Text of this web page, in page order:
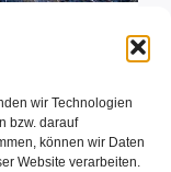
wir Technologien
bzw. darauf
können wir Daten
Website verarbeiten.
von